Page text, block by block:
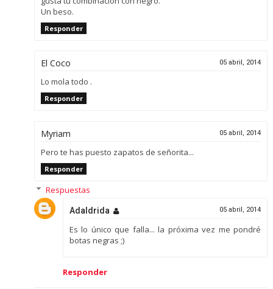
Un beso.
Responder
El Coco 05 abril, 2014
Lo mola todo .
Responder
Myriam 05 abril, 2014
Pero te has puesto zapatos de señorita...
Responder
Respuestas
Adaldrida 05 abril, 2014
Es lo único que falla... la próxima vez me pondré
botas negras ;)
Responder